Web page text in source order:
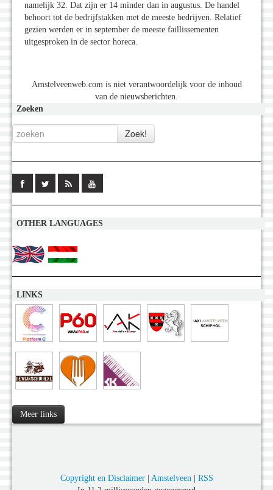
namelijk 32. Dat zijn er 14 minder dan in augustus. De handel
behoort tot de bedrijfstakken met de meeste bedrijven. Relatief
gezien werden er in september de meeste faillissementen
uitgesproken in de sector horeca.
Amstelveenweb.com is niet verantwoordelijk voor de inhoud
van de nieuwsberichten.
Zoeken
OTHER LANGUAGES
LINKS
Meer links
Copyright en Disclaimer| Amstelveen| RSS